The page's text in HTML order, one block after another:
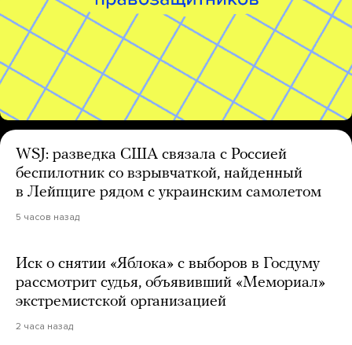
WSJ: разведка США связала с Россией
беспилотник со взрывчаткой, найденный
в Лейпциге рядом с украинским самолетом
5 часов назад
Иск о снятии «Яблока» с выборов в Госдуму
рассмотрит судья, объявивший «Мемориал»
экстремистской организацией
2 часа назад